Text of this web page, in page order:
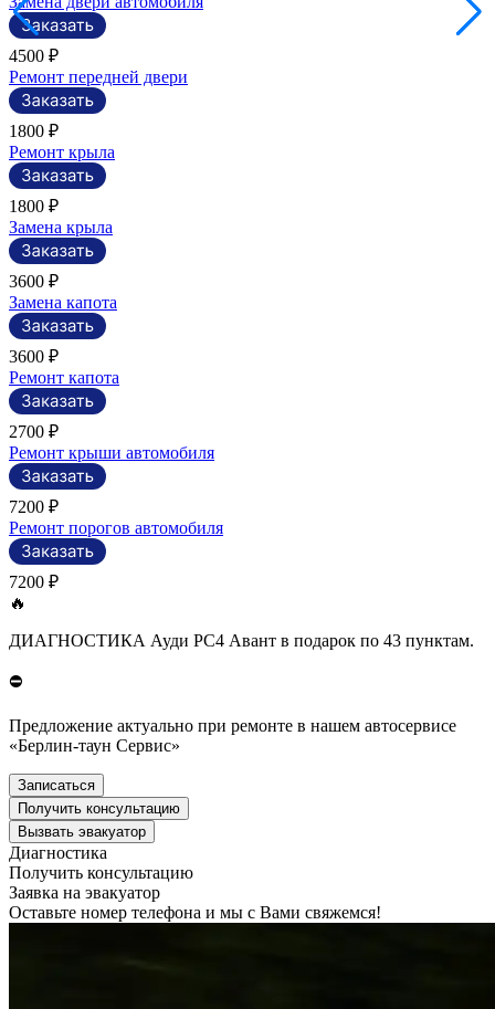
4500 ₽
Ремонт передней двери
1800 ₽
Ремонт крыла
1800 ₽
Замена крыла
3600 ₽
Замена капота
3600 ₽
Ремонт капота
2700 ₽
Ремонт крыши автомобиля
7200 ₽
Ремонт порогов автомобиля
7200 ₽
🔥
ДИАГНОСТИКА Ауди РС4 Авант в подарок по 43 пунктам.
⛔
Предложение актуально при ремонте в нашем автосервисе
«Берлин-таун Сервис»
Записаться
Получить консультацию
Вызвать эвакуатор
Диагностика
Получить консультацию
Заявка на эвакуатор
Оставьте номер телефона и мы с Вами свяжемся!